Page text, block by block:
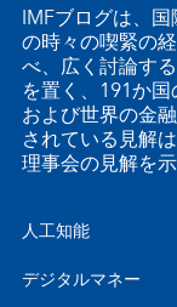
IMFブログは、
の時々の喫緊の
べ、広く討論す
を置く、191か
および世界の金
されている見解
理事会の見解を
人工知能
デジタルマネー